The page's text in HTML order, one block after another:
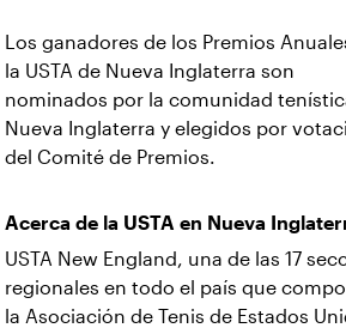
Los ganadores de los Premios
la USTA de Nueva Inglaterra son
nominados por la comunidad
Nueva Inglaterra y elegidos por
del Comité de Premios.
Acerca de la USTA en Nueva
USTA New England, una de las 17
regionales en todo el país que
la Asociación de Tenis de Estados